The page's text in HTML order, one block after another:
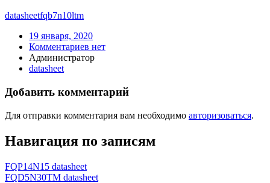
datasheetfqb7n10ltm
19 января, 2020
Комментариев нет
Администратор
datasheet
Добавить комментарий
Для отправки комментария вам необходимо авторизоваться.
Навигация по записям
FQP14N15 datasheet
FQD5N30TM datasheet